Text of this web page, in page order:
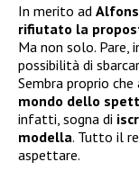
In merito ad
rifiutato la
Ma non solo. Pare,
possibilità di
Sembra proprio che
mondo dello
infatti, sogna di
modella. Tutto il
aspettare.